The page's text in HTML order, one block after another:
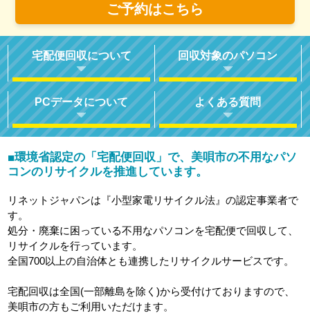
ご予約はこちら
宅配便回収について 回収対象のパソコン
PCデータについて よくある質問
■環境省認定の「宅配便回収」で、美唄市の不用なパソ
コンのリサイクルを推進しています。
リネットジャパンは『小型家電リサイクル法』の認定事業者で
す。
処分・廃棄に困っている不用なパソコンを宅配便で回収して、
リサイクルを行っています。
全国700以上の自治体とも連携したリサイクルサービスです。
宅配回収は全国(一部離島を除く)から受付けておりますので、
美唄市の方もご利用いただけます。